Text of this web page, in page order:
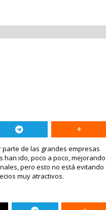
parte de las grandes empresas
han ido, poco a poco, mejorando
pero esto no está evitando
muy atractivos.